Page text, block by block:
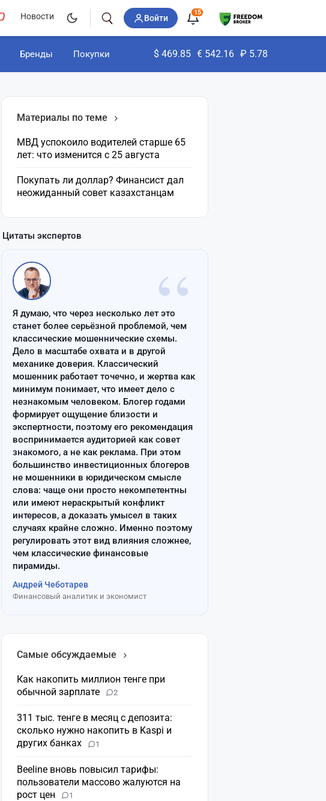
Новости Войти
15
Бренды Покупки $ 469.85 € 542.16 ₽ 5.78
Материалы по теме
МВД успокоило водителей старше 65
лет: что изменится с 25 августа
Покупать ли доллар? Финансист дал
неожиданный совет казахстанцам
Цитаты экспертов
“
Я думаю, что через несколько лет это
станет более серьёзной проблемой, чем
классические мошеннические схемы.
Дело в масштабе охвата и в другой
механике доверия. Классический
мошенник работает точечно, и жертва как
минимум понимает, что имеет дело с
незнакомым человеком. Блогер годами
формирует ощущение близости и
экспертности, поэтому его рекомендация
воспринимается аудиторией как совет
знакомого, а не как реклама. При этом
большинство инвестиционных блогеров
не мошенники в юридическом смысле
слова: чаще они просто некомпетентны
или имеют нераскрытый конфликт
интересов, а доказать умысел в таких
случаях крайне сложно. Именно поэтому
регулировать этот вид влияния сложнее,
чем классические финансовые
пирамиды.
Андрей Чеботарев
Финансовый аналитик и экономист
Самые обсуждаемые
Как накопить миллион тенге при
обычной зарплате
2
311 тыс. тенге в месяц с депозита:
сколько нужно накопить в Kaspi и
других банках
1
Beeline вновь повысил тарифы:
пользователи массово жалуются на
рост цен
1